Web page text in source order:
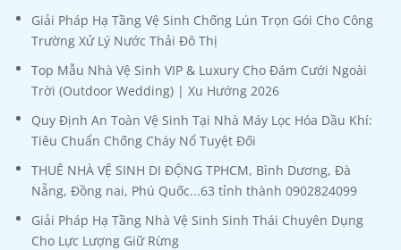
Giải Pháp Hạ Tầng Vệ Sinh Chống Lún Trọn Gói Cho Công
Trường Xử Lý Nước Thải Đô Thị
Top Mẫu Nhà Vệ Sinh VIP & Luxury Cho Đám Cưới Ngoài
Trời (Outdoor Wedding) | Xu Hướng 2026
Quy Định An Toàn Vệ Sinh Tại Nhà Máy Lọc Hóa Dầu Khí:
Tiêu Chuẩn Chống Cháy Nổ Tuyệt Đối
THUÊ NHÀ VỆ SINH DI ĐỘNG TPHCM, Bình Dương, Đà
Nẵng, Đồng nai, Phú Quốc...63 tỉnh thành 0902824099
Giải Pháp Hạ Tầng Nhà Vệ Sinh Sinh Thái Chuyên Dụng
Cho Lực Lượng Giữ Rừng